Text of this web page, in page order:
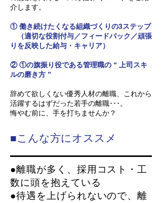
介します。
① 働き続けたくなる組織づくりの3ステップ
（適切な役割付与／フィードバック／頑張
りを反映した給与・キャリア）
② ①の旗振り役である管理職の “ 上司スキ
ルの磨き方 ”
辞めて欲しくない優秀人材の離職、これから
活躍するはずだった若手の離職･･･。
悔やむ前に、手を打ちませんか？
■こんな方にオススメ
●離職が多く、採用コスト・工
数に頭を抱えている
●待遇を上げられないので、離